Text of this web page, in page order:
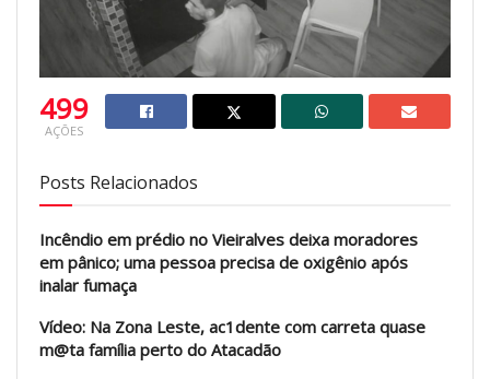
499
AÇÕES
Posts Relacionados
Incêndio em prédio no Vieiralves deixa moradores
em pânico; uma pessoa precisa de oxigênio após
inalar fumaça
Vídeo: Na Zona Leste, ac1dente com carreta quase
m@ta família perto do Atacadão